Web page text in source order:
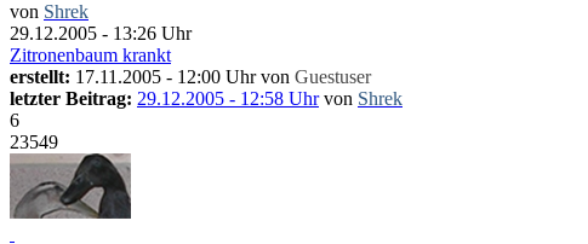
von Shrek
29.12.2005 - 13:26 Uhr
Zitronenbaum krankt
erstellt: 17.11.2005 - 12:00 Uhr von Guestuser
letzter Beitrag: 29.12.2005 - 12:58 Uhrvon Shrek
6
23549